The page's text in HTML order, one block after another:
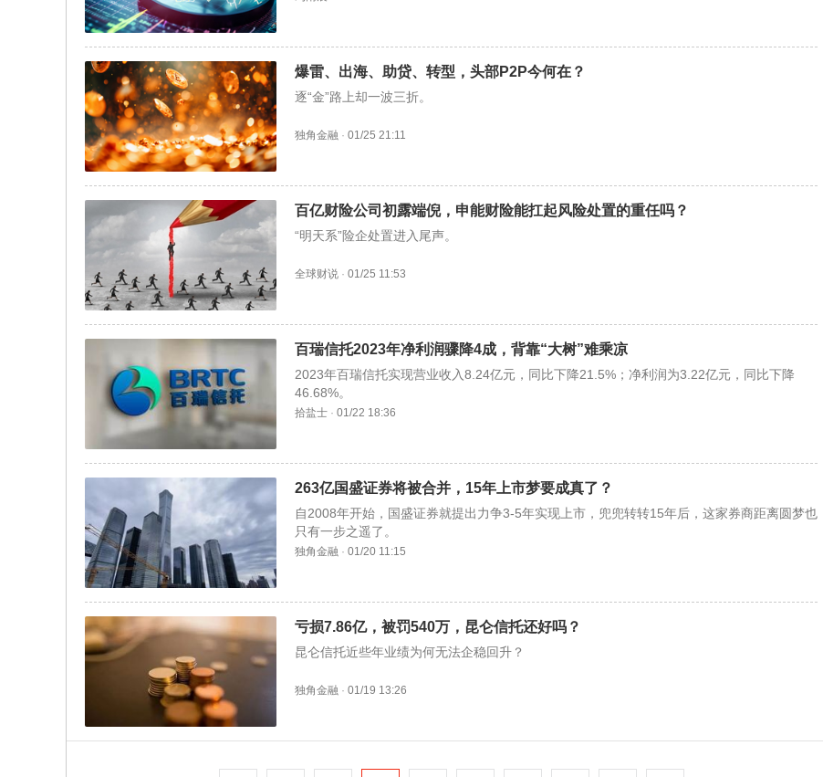
爆雷、出海、助贷、转型，头部P2P今何在？
逐“金”路上却一波三折。
独角金融 · 01/25 21:11
百亿财险公司初露端倪，申能财险能扛起风险处置的重任吗？
“明天系”险企处置进入尾声。
全球财说 · 01/25 11:53
百瑞信托2023年净利润骤降4成，背靠“大树”难乘凉
2023年百瑞信托实现营业收入8.24亿元，同比下降21.5%；净利润为3.22亿元，同比下降
46.68%。
拾盐士 · 01/22 18:36
263亿国盛证券将被合并，15年上市梦要成真了？
自2008年开始，国盛证券就提出力争3-5年实现上市，兜兜转转15年后，这家券商距离圆梦也
只有一步之遥了。
独角金融 · 01/20 11:15
亏损7.86亿，被罚540万，昆仑信托还好吗？
昆仑信托近些年业绩为何无法企稳回升？
独角金融 · 01/19 13:26